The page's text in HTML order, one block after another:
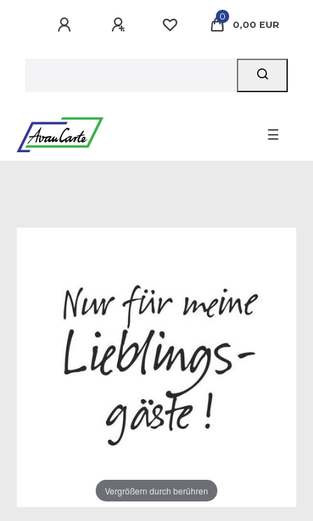
0
0,00 EUR
☰
Vergrößern durch berühren